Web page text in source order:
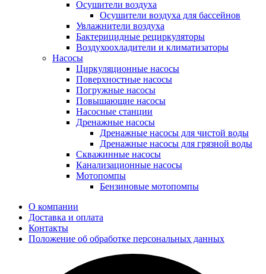
Осушители воздуха
Осушители воздуха для бассейнов
Увлажнители воздуха
Бактерицидные рециркуляторы
Воздухоохладители и климатизаторы
Насосы
Циркуляционные насосы
Поверхностные насосы
Погружные насосы
Повышающие насосы
Насосные станции
Дренажные насосы
Дренажные насосы для чистой воды
Дренажные насосы для грязной воды
Скважинные насосы
Канализационные насосы
Мотопомпы
Бензиновые мотопомпы
О компании
Доставка и оплата
Контакты
Положение об обработке персональных данных